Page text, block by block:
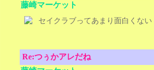
藤崎マーケット
セイクラブってあまり面白くない
Re:つぅかアレだね